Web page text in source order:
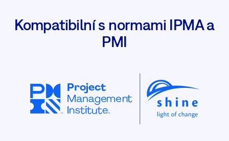
Kompatibilní s normami IPMA a
PMI